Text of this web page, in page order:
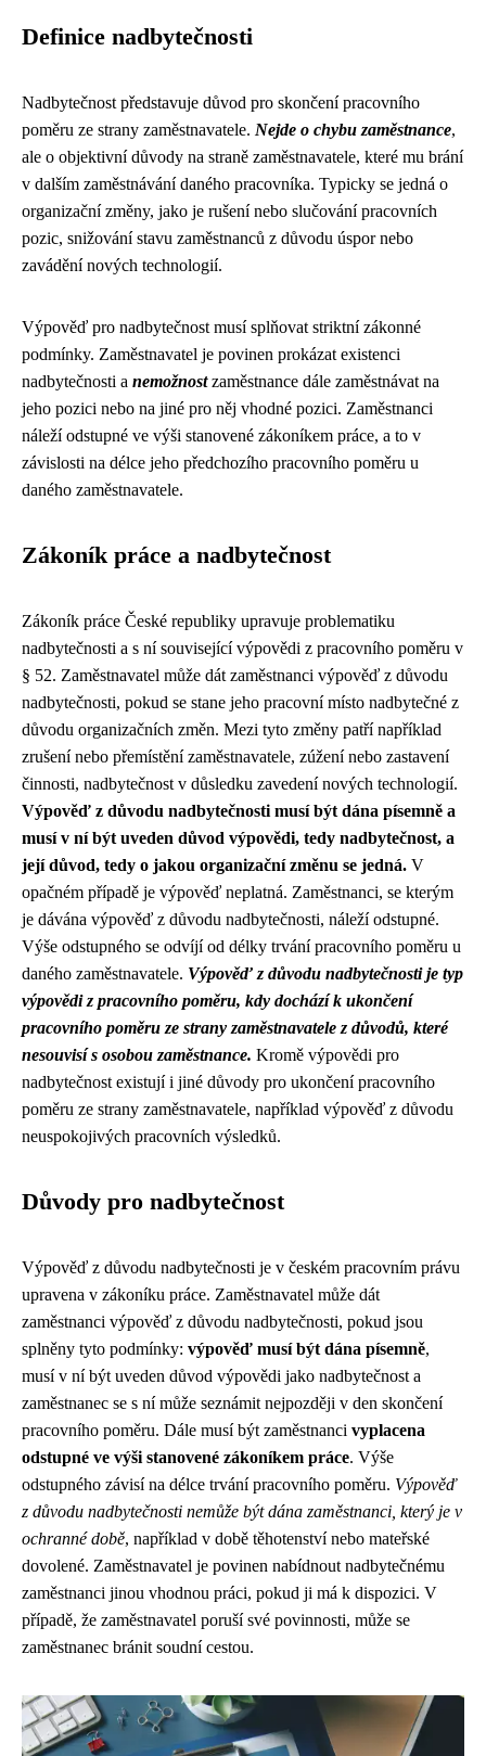
Definice nadbytečnosti
Nadbytečnost představuje důvod pro skončení pracovního
poměru ze strany zaměstnavatele. Nejde o chybu zaměstnance,
ale o objektivní důvody na straně zaměstnavatele, které mu brání
v dalším zaměstnávání daného pracovníka. Typicky se jedná o
organizační změny, jako je rušení nebo slučování pracovních
pozic, snižování stavu zaměstnanců z důvodu úspor nebo
zavádění nových technologií.
Výpověď pro nadbytečnost musí splňovat striktní zákonné
podmínky. Zaměstnavatel je povinen prokázat existenci
nadbytečnosti a nemožnostzaměstnance dále zaměstnávat na
jeho pozici nebo na jiné pro něj vhodné pozici. Zaměstnanci
náleží odstupné ve výši stanovené zákoníkem práce, a to v
závislosti na délce jeho předchozího pracovního poměru u
daného zaměstnavatele.
Zákoník práce a nadbytečnost
Zákoník práce České republiky upravuje problematiku
nadbytečnosti a s ní související výpovědi z pracovního poměru v
§ 52. Zaměstnavatel může dát zaměstnanci výpověď z důvodu
nadbytečnosti, pokud se stane jeho pracovní místo nadbytečné z
důvodu organizačních změn. Mezi tyto změny patří například
zrušení nebo přemístění zaměstnavatele, zúžení nebo zastavení
činnosti, nadbytečnost v důsledku zavedení nových technologií.
Výpověď z důvodu nadbytečnosti musí být dána písemně a
musí v ní být uveden důvod výpovědi, tedy nadbytečnost, a
její důvod, tedy o jakou organizační změnu se jedná. V
opačném případě je výpověď neplatná. Zaměstnanci, se kterým
je dávána výpověď z důvodu nadbytečnosti, náleží odstupné.
Výše odstupného se odvíjí od délky trvání pracovního poměru u
daného zaměstnavatele. Výpověď z důvodu nadbytečnosti je typ
výpovědi z pracovního poměru, kdy dochází k ukončení
pracovního poměru ze strany zaměstnavatele z důvodů, které
nesouvisí s osobou zaměstnance. Kromě výpovědi pro
nadbytečnost existují i jiné důvody pro ukončení pracovního
poměru ze strany zaměstnavatele, například výpověď z důvodu
neuspokojivých pracovních výsledků.
Důvody pro nadbytečnost
Výpověď z důvodu nadbytečnosti je v českém pracovním právu
upravena v zákoníku práce. Zaměstnavatel může dát
zaměstnanci výpověď z důvodu nadbytečnosti, pokud jsou
splněny tyto podmínky: výpověď musí být dána písemně,
musí v ní být uveden důvod výpovědi jako nadbytečnost a
zaměstnanec se s ní může seznámit nejpozději v den skončení
pracovního poměru. Dále musí být zaměstnanci vyplacena
odstupné ve výši stanovené zákoníkem práce. Výše
odstupného závisí na délce trvání pracovního poměru. Výpověď
z důvodu nadbytečnosti nemůže být dána zaměstnanci, který je v
ochranné době, například v době těhotenství nebo mateřské
dovolené. Zaměstnavatel je povinen nabídnout nadbytečnému
zaměstnanci jinou vhodnou práci, pokud ji má k dispozici. V
případě, že zaměstnavatel poruší své povinnosti, může se
zaměstnanec bránit soudní cestou.